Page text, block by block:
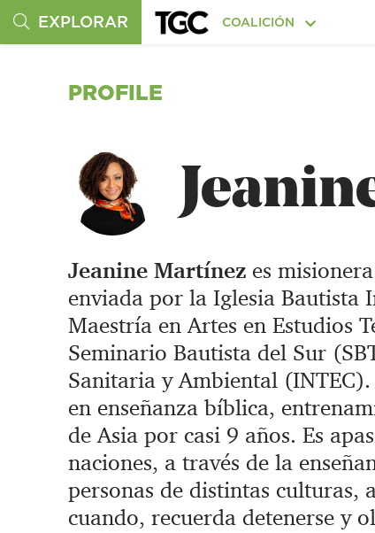
EXPLORAR COALICIÓN
PROFILE
Jeanine Martínezes
enviada por la Iglesia Bautista
Maestría en Artes en Estudios
Seminario Bautista del Sur
Sanitaria y Ambiental
en enseñanza bíblica,
de Asia por casi 9 años. Es
naciones, a través de la
personas de distintas culturas,
cuando, recuerda detenerse y